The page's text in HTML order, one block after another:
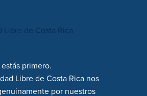
estás primero.
Libre de Costa Rica nos
por nuestros